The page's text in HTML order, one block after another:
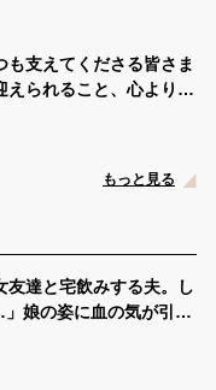
も支えてくださる皆さま
えられること、心より感
もっと見る
友達と宅飲みする夫。し
娘の姿に血の気が引い